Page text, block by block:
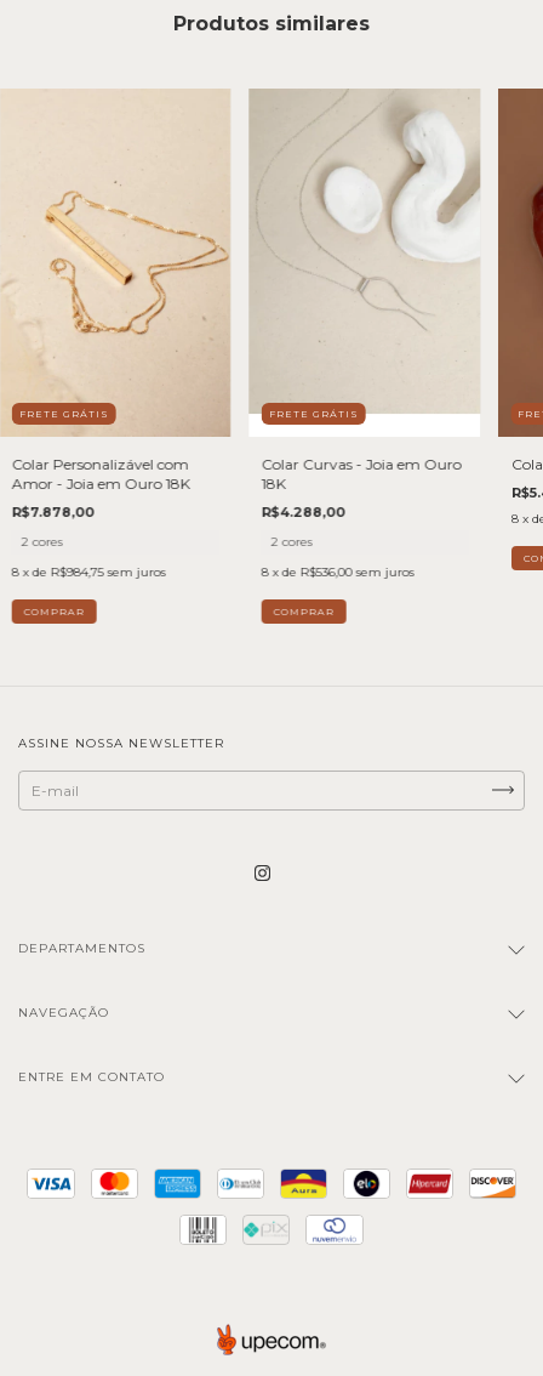
Produtos similares
FRETE GRÁTIS
Colar Personalizável com
Amor - Joia em Ouro 18K
R$7.878,00
2 cores
8 x de R$984,75 sem juros
COMPRAR
FRETE GRÁTIS
Colar Curvas - Joia em Ouro
18K
R$4.288,00
2 cores
8 x de R$536,00 sem juros
COMPRAR
8 x
ASSINE NOSSA NEWSLETTER
DEPARTAMENTOS
NAVEGAÇÃO
ENTRE EM CONTATO